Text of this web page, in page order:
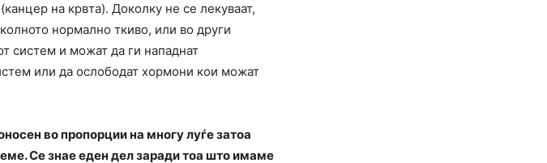
на крвта). Доколку не се лекуваат,
нормално ткиво, или во други
систем и можат да ги нападнат
или да ослободат хормони кои можат
во пропорции на многу луѓе затоа
Се знае еден дел заради тоа што имаме